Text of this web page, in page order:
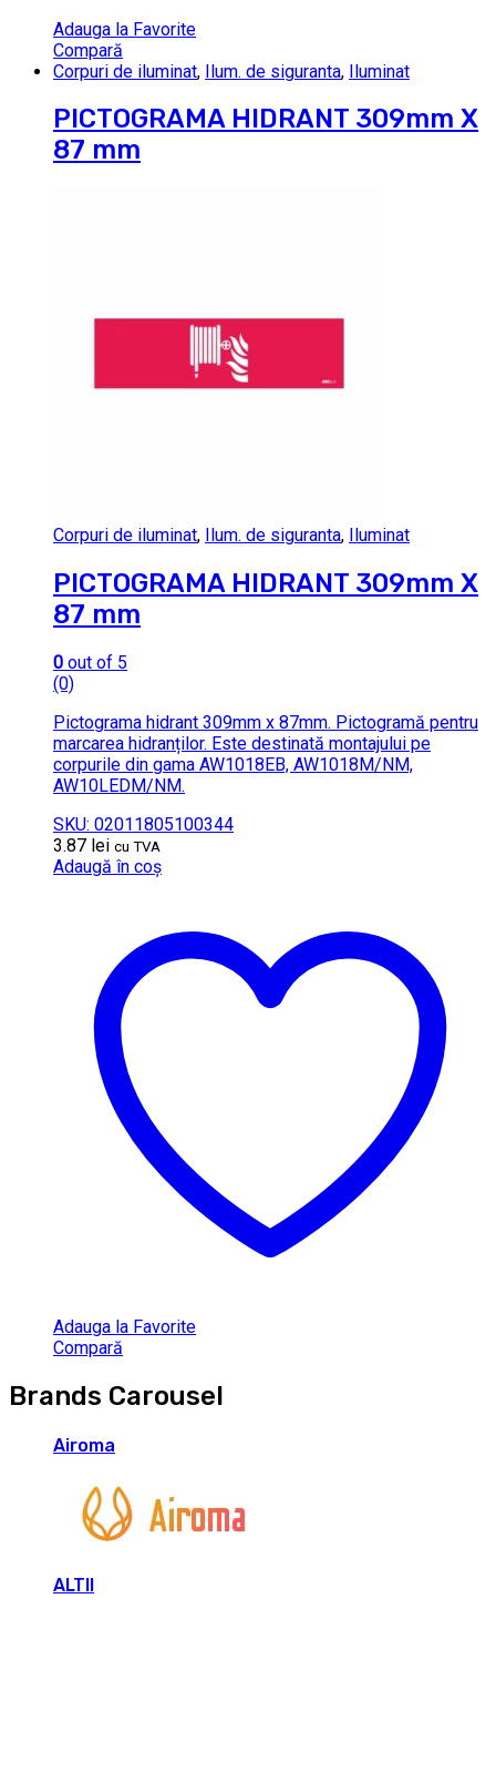
Adauga la Favorite
Compară
Corpuri de iluminat, Ilum. de siguranta, Iluminat
PICTOGRAMA HIDRANT 309mm X
87 mm
Corpuri de iluminat, Ilum. de siguranta, Iluminat
PICTOGRAMA HIDRANT 309mm X
87 mm
0 out of 5
(0)
Pictograma hidrant 309mm x 87mm. Pictogramă pentru
marcarea hidranților. Este destinată montajului pe
corpurile din gama AW1018EB, AW1018M/NM,
AW10LEDM/NM.
SKU: 02011805100344
3.87 lei cu TVA
Adaugă în coș
Adauga la Favorite
Compară
Brands Carousel
Airoma
ALTII